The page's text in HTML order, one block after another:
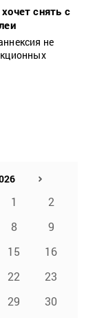
снять с
не
1
2
8
9
15
16
22
23
29
30